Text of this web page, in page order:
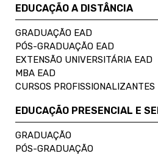
EDUCAÇÃO A DISTÂNCIA
GRADUAÇÃO EAD
PÓS-GRADUAÇÃO EAD
EXTENSÃO UNIVERSITÁRIA EAD
MBA EAD
CURSOS PROFISSIONALIZANTES
EDUCAÇÃO PRESENCIAL E
GRADUAÇÃO
PÓS-GRADUAÇÃO